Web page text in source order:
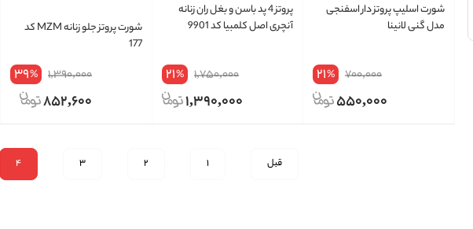
شورت اسلیپ پروتز دار اسفنجی
مدل گنی لانینا
700,000
21%
550,000
پروتز 4 پد باسن و بغل ران زنانه
آنچری اصل کلمبیا کد 9901
1,750,000
21%
1,390,000
شورت پروتز جلو زنانه MZM کد
177
1,390,000
39%
852,600
قبل 1
2
3
4